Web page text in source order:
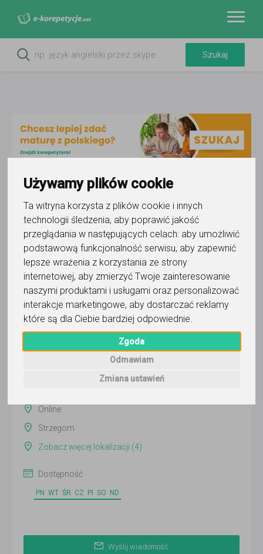
Używamy plików cookie
Ta witryna korzysta z plików cookie i innych
technologii śledzenia, aby poprawić jakość
przeglądania w następujących celach: aby umożliwić
podstawową funkcjonalność serwisu, aby zapewnić
lepsze wrażenia z korzystania ze strony
internetowej, aby zmierzyć Twoje zainteresowanie
naszymi produktami i usługami oraz personalizować
interakcje marketingowe, aby dostarczać reklamy
które są dla Ciebie bardziej odpowiednie.
Zgoda
Odmawiam
Zmiana ustawień
Do ulubionych
Oznacz wystąpienie kontaktu
Kamil Zawodowy Korepetytar
Online
Strzegom
Zobacz więcej lokalizacji (4)
Dostępność
PN WT ŚR CZ PI SO ND
Wyślij wiadomość